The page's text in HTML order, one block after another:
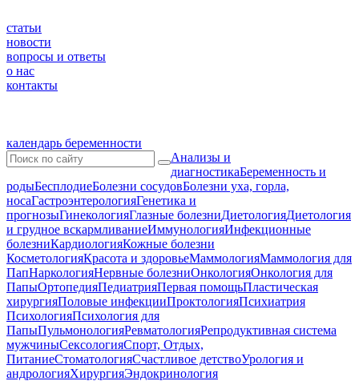
статьи
новости
вопросы и ответы
о нас
контакты
календарь беременности
Анализы и
диагностикаБеременность и
родыБесплодиеБолезни сосудовБолезни уха, горла,
носаГастроэнтерологияГенетика и
прогнозыГинекологияГлазные болезниДиетологияДиетология
и грудное вскармливаниеИммунологияИнфекционные
болезниКардиологияКожные болезни
КосметологияКрасота и здоровьеМаммологияМаммология для
ПапНаркологияНервные болезниОнкологияОнкология для
ПапыОртопедияПедиатрияПервая помощьПластическая
хирургияПоловые инфекцииПроктологияПсихиатрия
ПсихологияПсихология для
ПапыПульмонологияРевматологияРепродуктивная система
мужчиныСексологияСпорт, Отдых,
ПитаниеСтоматологияСчастливое детствоУрология и
андрологияХирургияЭндокринология